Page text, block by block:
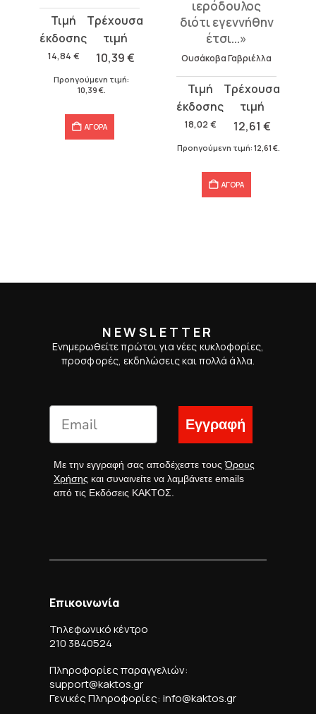
14,84 €
Original
price
was:
14,84 €.
10,39€
τρέχουσα
τιμή
είναι:
10,39 €.
Προηγούμενη τιμή:
10,39 €.
ΑΓΟΡΑ
ιερόδουλος
διότι εγεννήθην
έτσι...»
Ουσάκοβα Γαβριέλλα
18,02 €
Original
price
was:
18,02 €.
12,61 €
τρέχουσα
τιμή
είναι:
Προηγούμενη τιμή: 12,61 €.
ΑΓΟΡΑ
NEWSLETTER
Ενημερωθείτε πρώτοι για νέες κυκλοφορίες,
προσφορές, εκδηλώσεις και πολλά άλλα.
Εγγραφή
Με την εγγραφή σας αποδέχεστε τουςΌρους
Χρήσης και συναινείτε να λαμβάνετε emails
από τις Εκδόσεις ΚΑΚΤΟΣ.
Επικοινωνία
Τηλεφωνικό κέντρο
210 3840524
Πληροφορίες παραγγελιών:
support@kaktos.gr
Γενικές Πληροφορίες: info@kaktos.gr